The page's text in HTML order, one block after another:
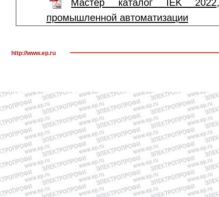
Мастер каталог IEK
промышленной автоматизации
http://www.ep.ru